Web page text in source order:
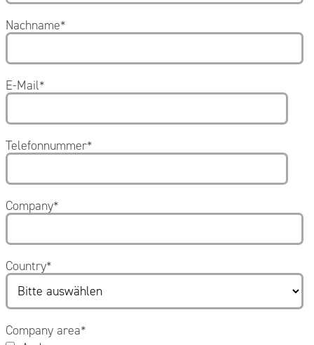
Nachname*
E-Mail*
Telefonnummer*
Company*
Country*
Company area*